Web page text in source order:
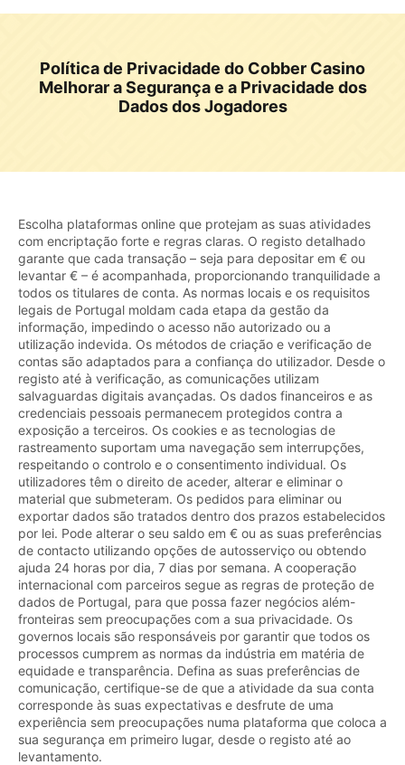
Política de Privacidade do Cobber Casino
Melhorar a Segurança e a Privacidade dos
Dados dos Jogadores
Escolha plataformas online que protejam as suas atividades
com encriptação forte e regras claras. O registo detalhado
garante que cada transação – seja para depositar em € ou
levantar € – é acompanhada, proporcionando tranquilidade a
todos os titulares de conta. As normas locais e os requisitos
legais de Portugal moldam cada etapa da gestão da
informação, impedindo o acesso não autorizado ou a
utilização indevida. Os métodos de criação e verificação de
contas são adaptados para a confiança do utilizador. Desde o
registo até à verificação, as comunicações utilizam
salvaguardas digitais avançadas. Os dados financeiros e as
credenciais pessoais permanecem protegidos contra a
exposição a terceiros. Os cookies e as tecnologias de
rastreamento suportam uma navegação sem interrupções,
respeitando o controlo e o consentimento individual. Os
utilizadores têm o direito de aceder, alterar e eliminar o
material que submeteram. Os pedidos para eliminar ou
exportar dados são tratados dentro dos prazos estabelecidos
por lei. Pode alterar o seu saldo em € ou as suas preferências
de contacto utilizando opções de autosserviço ou obtendo
ajuda 24 horas por dia, 7 dias por semana. A cooperação
internacional com parceiros segue as regras de proteção de
dados de Portugal, para que possa fazer negócios além-
fronteiras sem preocupações com a sua privacidade. Os
governos locais são responsáveis por garantir que todos os
processos cumprem as normas da indústria em matéria de
equidade e transparência. Defina as suas preferências de
comunicação, certifique-se de que a atividade da sua conta
corresponde às suas expectativas e desfrute de uma
experiência sem preocupações numa plataforma que coloca a
sua segurança em primeiro lugar, desde o registo até ao
levantamento.